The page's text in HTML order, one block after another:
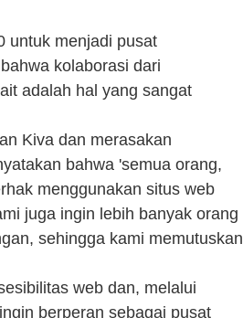
untuk menjadi pusat
kolaborasi dari
adalah hal yang sangat
Kiva dan merasakan
bahwa 'semua orang,
menggunakan situs web
juga ingin lebih banyak orang
sehingga kami memutuskan
web dan, melalui
berperan sebagai pusat